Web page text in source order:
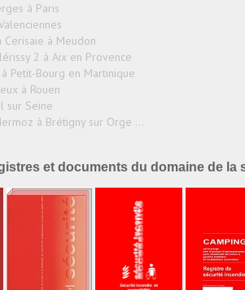
à Paris
à Meudon
2 à Aix en Provence
Petit-Bourg en Martinique
à Rouen
sur Seine
à Brétigny sur Orge ...
et documents du domaine de la